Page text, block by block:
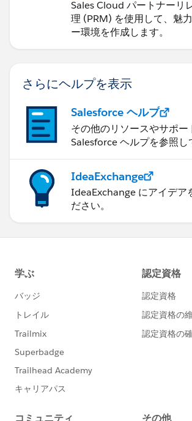
ョンの管理
Sales Cloud パートナーリ
理 (PRM) を使用して、魅
ー環境を作成します。
さらにヘルプを表示
Salesforce ヘルプ
その他のリソースやサポー
Salesforce ヘルプを参照し
IdeaExchange
IdeaExchange にアイデア
ださい。